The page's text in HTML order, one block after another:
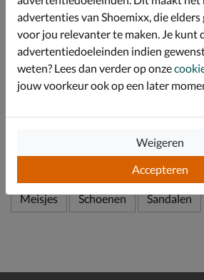
sandaal stevig blijft zitten.
Afgewerkt met een EVA-loopzool
demping en stevigheid biedt.
Specificaties
Bekijk meer
Meisjes Schoenen Sandalen
advertenties van Shoemixx, die
voor jou relevanter te maken. Je kunt
advertentiedoeleinden indien
weten? Lees dan verder op onze
jouw voorkeur ook op een later
Accepteren
Weigeren